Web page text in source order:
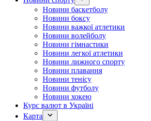
Новини баскетболу
Новини боксу
Новини важкої атлетики
Новини волейболу
Новини гімнастики
Новини легкої атлетики
Новини лижного спорту
Новини плавання
Новини тенісу
Новини футболу
Новини хокею
Курс валют в Україні
Карта